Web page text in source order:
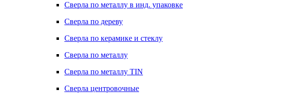
Сверла по металлу в инд. упаковке
Сверла по дереву
Сверла по керамике и стеклу
Сверла по металлу
Сверла по металлу TIN
Сверла центровочные